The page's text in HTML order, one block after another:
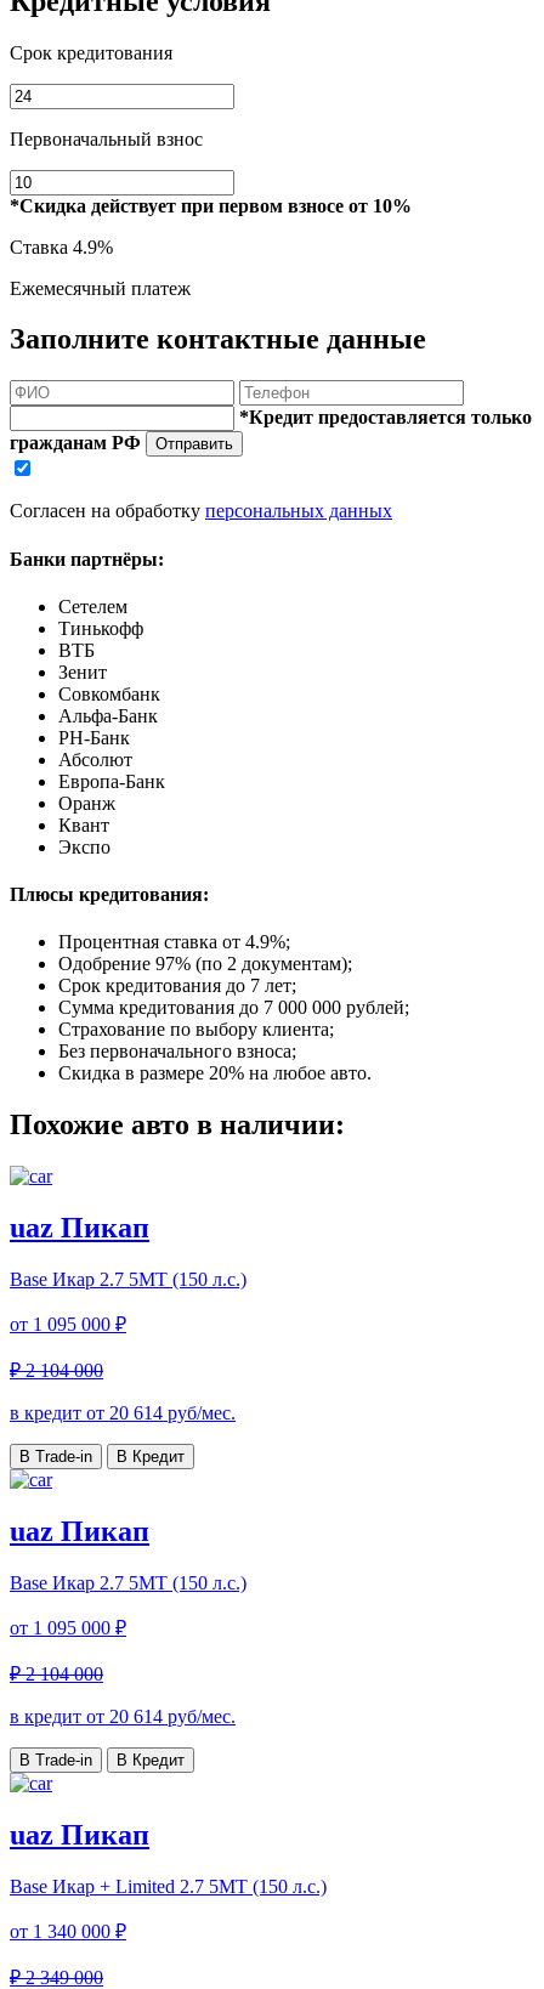
Срок кредитования
Первоначальный взнос
*Скидка действует при первом взносе от 10%
Ставка 4.9%
Ежемесячный платеж
Заполните контактные данные
*Кредит предоставляется только
гражданам РФ
Отправить
Согласен на обработку персональных данных
Банки партнёры:
Сетелем
Тинькофф
ВТБ
Зенит
Совкомбанк
Альфа-Банк
РН-Банк
Абсолют
Европа-Банк
Оранж
Квант
Экспо
Плюсы кредитования:
Процентная ставка от 4.9%;
Одобрение 97% (по 2 документам);
Срок кредитования до 7 лет;
Сумма кредитования до 7 000 000 рублей;
Страхование по выбору клиента;
Без первоначального взноса;
Скидка в размере 20% на любое авто.
Похожие авто в наличии:
uaz Пикап
Base Икар 2.7 5МТ (150 л.с.)
от 1 095 000 ₽
₽ 2 104 000
в кредит от 20 614 руб/мес.
В Trade-in В Кредит
uaz Пикап
Base Икар 2.7 5МТ (150 л.с.)
от 1 095 000 ₽
₽ 2 104 000
в кредит от 20 614 руб/мес.
В Trade-in В Кредит
uaz Пикап
Base Икар + Limited 2.7 5МТ (150 л.с.)
от 1 340 000 ₽
₽ 2 349 000